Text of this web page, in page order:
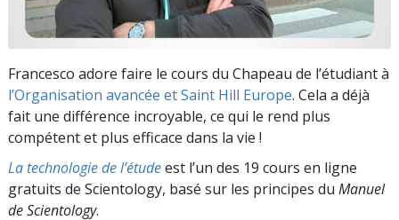
Francesco adore faire le cours du Chapeau de l’étudiant à
l’Organisation avancée et Saint Hill Europe. Cela a déjà
fait une différence incroyable, ce qui le rend plus
compétent et plus efficace dans la vie !
La technologie de l’étudeest l’un des 19 cours en ligne
gratuits de Scientology, basé sur les principes du Manuel
de Scientology.